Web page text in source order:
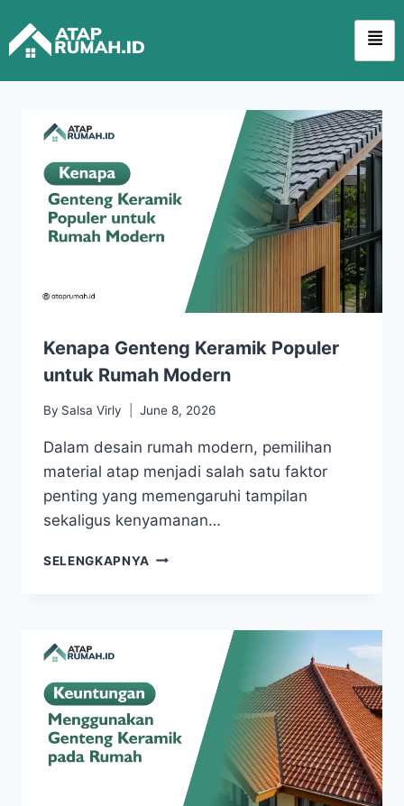
Kenapa Genteng Keramik Populer
untuk Rumah Modern
By Salsa Virly June 8, 2026
Dalam desain rumah modern, pemilihan
material atap menjadi salah satu faktor
penting yang memengaruhi tampilan
sekaligus kenyamanan…
SELENGKAPNYA